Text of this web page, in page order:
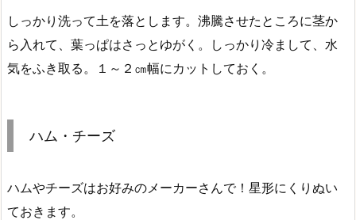
しっかり洗って土を落とします。沸騰させたところに茎か
ら入れて、葉っぱはさっとゆがく。しっかり冷まして、水
気をふき取る。１～２㎝幅にカットしておく。
ハム・チーズ
ハムやチーズはお好みのメーカーさんで！星形にくりぬい
ておきます。